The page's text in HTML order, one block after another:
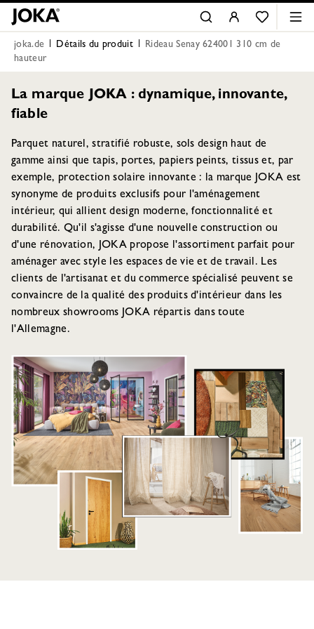
joka.de Détails du produit
Rideau Senay 624001 310 cm de
hauteur
La marque JOKA : dynamique, innovante,
fiable
Parquet naturel, stratifié robuste, sols design haut de
gamme ainsi que tapis, portes, papiers peints, tissus et, par
exemple, protection solaire innovante : la marque JOKA est
synonyme de produits exclusifs pour l'aménagement
intérieur, qui allient design moderne, fonctionnalité et
durabilité. Qu'il s'agisse d'une nouvelle construction ou
d'une rénovation, JOKA propose l'assortiment parfait pour
aménager avec style les espaces de vie et de travail. Les
clients de l'artisanat et du commerce spécialisé peuvent se
convaincre de la qualité des produits d'intérieur dans les
nombreux showrooms JOKA répartis dans toute
l'Allemagne.